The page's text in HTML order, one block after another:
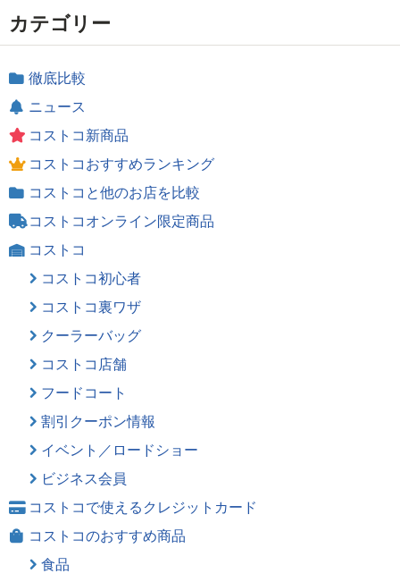
カテゴリー
徹底比較
ニュース
コストコ新商品
コストコおすすめランキング
コストコと他のお店を比較
コストコオンライン限定商品
コストコ
コストコ初心者
コストコ裏ワザ
クーラーバッグ
コストコ店舗
フードコート
割引クーポン情報
イベント／ロードショー
ビジネス会員
コストコで使えるクレジットカード
コストコのおすすめ商品
食品